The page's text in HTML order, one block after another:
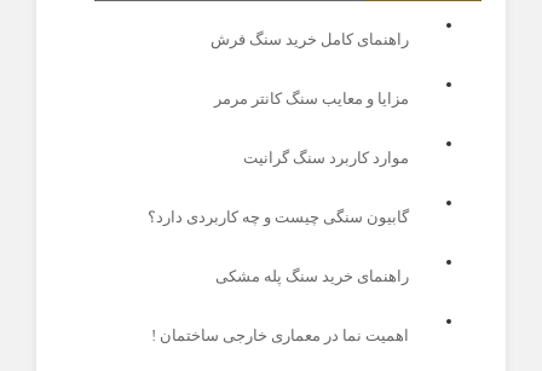
راهنمای کامل خرید سنگ فرش
مزایا و معایب سنگ کانتر مرمر
موارد کاربرد سنگ گرانیت
گابیون سنگی چیست و چه کاربردی دارد؟
راهنمای خرید سنگ پله مشکی
اهمیت نما در معماری خارجی ساختمان !